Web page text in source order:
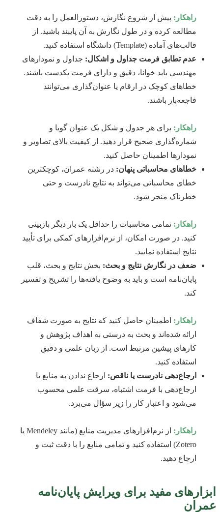
راهکار: پیش از شروع نگارش، دستورالعمل را به دقت
مطالعه کرده و در طول نگارش به آن پایبند باشید. از
قالب‌های آماده (Template) دانشگاه استفاده کنید.
عدم تطابق فرمت جداول و اشکال: جداول و نمودارهای
مهندسی باید خوانا، دقیق و دارای فرمت یکدست باشند.
خطاهای کوچک در ارقام یا عنوان‌گذاری می‌توانند
فاجعه‌بار باشند.
راهکار: برای هر جدول و شکل یک عنوان گویا و
شماره‌گذاری صحیح قرار دهید. از کیفیت بالای تصاویر و
نمودارها اطمینان حاصل کنید.
خطاهای محاسباتی پنهان: در رشته عمران، کوچکترین
خطای محاسباتی می‌تواند به نتایج نادرست و حتی
خطرناک منجر شود.
راهکار: تمامی محاسبات را حداقل یک بار دیگر بازبینی
کنید. در صورت امکان، از نرم‌افزارهای کمکی برای تأیید
نتایج استفاده نمایید.
ضعف در نگارش نتایج و بحث: بخش نتایج و بحث، قلب
پایان‌نامه است و باید به وضوح یافته‌ها را تشریح و تفسیر
کند.
راهکار: اطمینان حاصل کنید که نتایج به صورت شفاف
ارائه شده‌اند و بحث به درستی به اهداف پژوهش و
کارهای پیشین مرتبط است. از زبان علمی و دقیق
استفاده کنید.
ارجاع‌دهی نادرست یا ناقص: ارجاع ندادن به منابع یا
ارجاع‌دهی با فرمت اشتباه، سرقت علمی محسوب
می‌شود و اعتبار کار را زیر سؤال می‌برد.
راهکار:
از نرم‌افزارهای مدیریت منابع (مانند Mendeley یا
Zotero) استفاده کنید و تمامی منابع را با دقت ثبت و
ارجاع دهید.
ابزارهای مفید برای ویرایش پایان‌نامه
عمران